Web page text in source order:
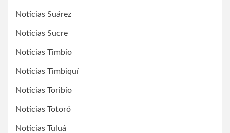
Noticias Suárez
Noticias Sucre
Noticias Timbío
Noticias Timbiquí
Noticias Toribío
Noticias Totoró
Noticias Tuluá